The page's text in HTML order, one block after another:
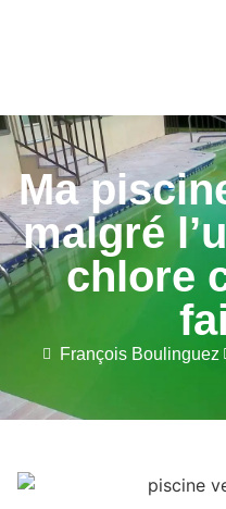
Ma
malgré
chlore
François Boulinguez